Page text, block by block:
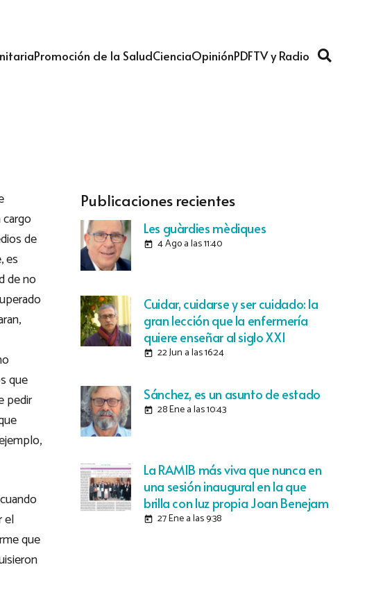
Promoción de la SaludCienciaOpiniónPDFTV y Radio
de
es
de no
que
pedir
el
que
Publicaciones recientes
Les guàrdies mèdiques
today 4 Ago a las 11:40
Cuidar, cuidarse y ser cuidado: la
gran lección que la enfermería
quiere enseñar al siglo XXI
today 22 Jun a las 16:24
Sánchez, es un asunto de estado
today 28 Ene a las 10:43
La RAMIB más viva que nunca en
una sesión inaugural en la que
brilla con luz propia Joan Benejam
today 27 Ene a las 9:38